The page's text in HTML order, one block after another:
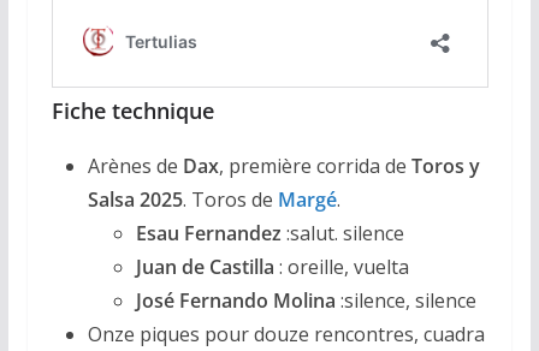
Fiche technique
Arènes de Dax, première corrida de Toros y
Salsa 2025. Toros de Margé.
Esau Fernandez :salut. silence
Juan de Castilla : oreille, vuelta
José Fernando Molina :silence, silence
Onze piques pour douze rencontres, cuadra